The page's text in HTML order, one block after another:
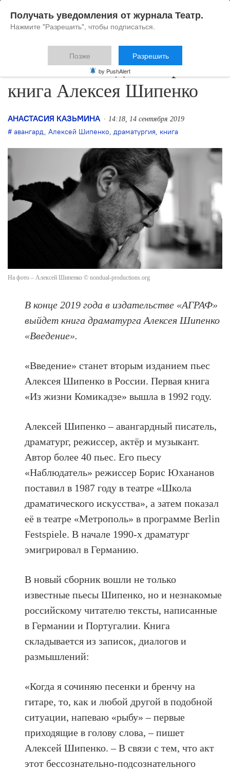
В России выйдет вторая
книга Алексея Шипенко
АНАСТАСИЯ КАЗЬМИНА 14:18, 14 сентября 2019
авангард, Алексей Шипенко, драматургия, книга
На фото – Алексей Шипенко © nondual-productions.org
В конце 2019 года в издательстве «АГРАФ»
выйдет книга драматурга Алексея Шипенко
«Введение».
«Введение» станет вторым изданием пьес
Алексея Шипенко в России. Первая книга
«Из жизни Комикадзе» вышла в 1992 году.
Алексей Шипенко – авангардный писатель,
драматург, режиссер, актёр и музыкант.
Автор более 40 пьес. Его пьесу
«Наблюдатель» режиссер Борис Юхананов
поставил в 1987 году в театре «Школа
драматического искусства», а затем показал
её в театре «Метрополь» в программе Berlin
Festspiele. В начале 1990-х драматург
эмигрировал в Германию.
В новый сборник вошли не только
известные пьесы Шипенко, но и незнакомые
российскому читателю тексты, написанные
в Германии и Португалии. Книга
складывается из записок, диалогов и
размышлений:
«Когда я сочиняю песенки и бренчу на
гитаре, то, как и любой другой в подобной
ситуации, напеваю «рыбу» – первые
приходящие в голову слова, – пишет
Алексей Шипенко. – В связи с тем, что акт
этот бессознательно-подсознательного
Получать уведомления от журнала Театр.
Нажмите "Разрешить", чтобы подписаться.
Позже Разрешить
by PushAlert